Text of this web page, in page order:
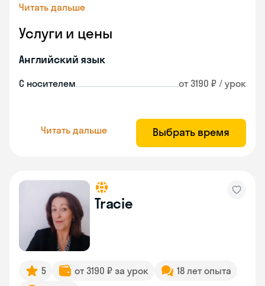
Читать дальше
Услуги и цены
Английский язык
С носителем от 3190 ₽ / урок
Читать дальше Выбрать время
Tracie
5 от 3190 ₽ за урок
18 лет опыта